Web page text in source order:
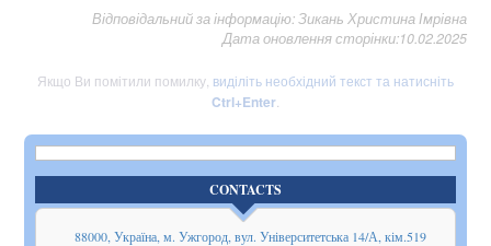
Відповідальний за інформацію: Зикань Христина Імрівна
Дата оновлення сторінки:10.02.2025
Якщо Ви помітили помилку, виділіть необхідний текст та натисніть
Ctrl+Enter
CONTACTS
88000, Україна, м. Ужгород, вул. Університетська 14/А, кім.519